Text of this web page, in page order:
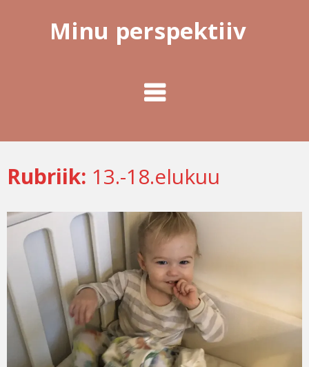
Minu perspektiiv
Rubriik: 13.-18.elukuu